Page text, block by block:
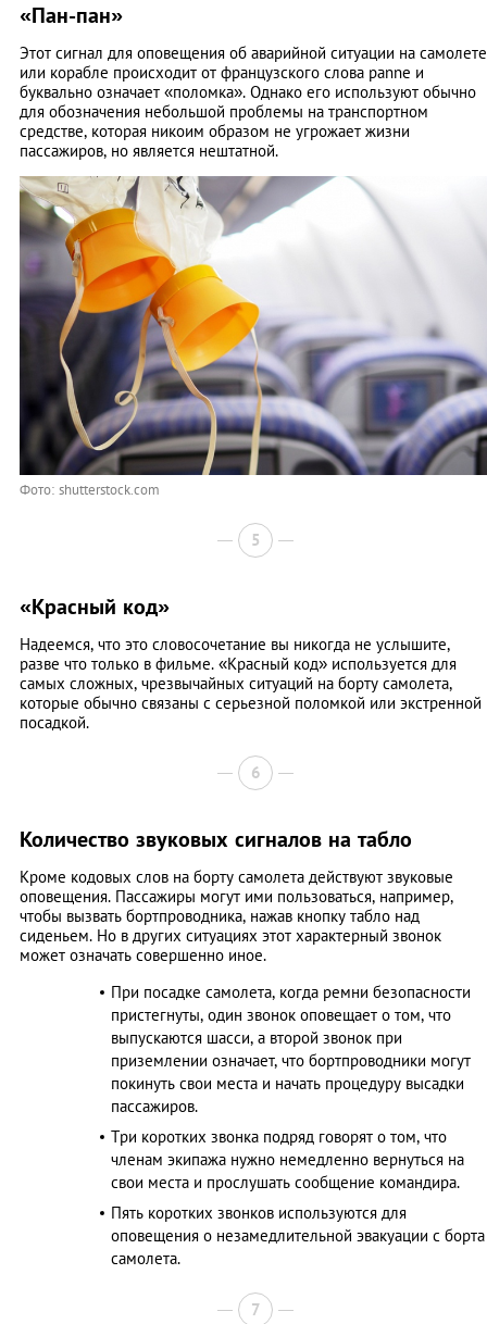
«Пан-пан»
Этот сигнал для оповещения об аварийной ситуации на самолете
или корабле происходит от французского слова panne и
буквально означает «поломка». Однако его используют обычно
для обозначения небольшой проблемы на транспортном
средстве, которая никоим образом не угрожает жизни
пассажиров, но является нештатной.
Фото: shutterstock.com
5
«Красный код»
Надеемся, что это словосочетание вы никогда не услышите,
разве что только в фильме. «Красный код» используется для
самых сложных, чрезвычайных ситуаций на борту самолета,
которые обычно связаны с серьезной поломкой или экстренной
посадкой.
6
Количество звуковых сигналов на табло
Кроме кодовых слов на борту самолета действуют звуковые
оповещения. Пассажиры могут ими пользоваться, например,
чтобы вызвать бортпроводника, нажав кнопку табло над
сиденьем. Но в других ситуациях этот характерный звонок
может означать совершенно иное.
При посадке самолета, когда ремни безопасности
пристегнуты, один звонок оповещает о том, что
выпускаются шасси, а второй звонок при
приземлении означает, что бортпроводники могут
покинуть свои места и начать процедуру высадки
пассажиров.
Tри коротких звонка подряд говорят о том, что
членам экипажа нужно немедленно вернуться на
свои места и прослушать сообщение командира.
Пять коротких звонков используются для
оповещения о незамедлительной эвакуации с борта
самолета.
7